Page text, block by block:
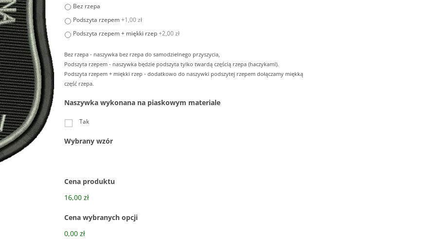
Bez rzepa
Podszyta rzepem+1,00 zł
Podszyta rzepem + miękki rzep+2,00 zł
Bez rzepa - naszywka bez rzepa do samodzielnego przyszycia,
Podszyta rzepem - naszywka będzie podszyta tylko twardą częścią rzepa (haczykami).
Podszyta rzepem + miękki rzep - dodatkowo do naszywki podszytej rzepem dołączamy miękką
część rzepa.
Naszywka wykonana na piaskowym materiale
Tak
Wybrany wzór
Cena produktu
16,00 zł
Cena wybranych opcji
0,00 zł